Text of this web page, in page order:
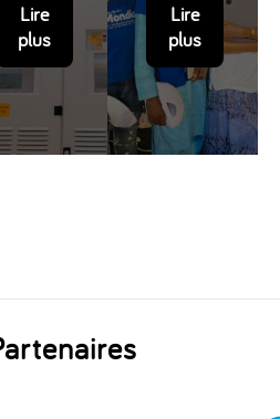
Lire
plus
Lire
plus